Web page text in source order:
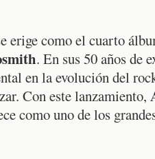
erige como el cuarto
. En sus 50 años de
en la evolución del
Con este lanzamiento,
como uno de los